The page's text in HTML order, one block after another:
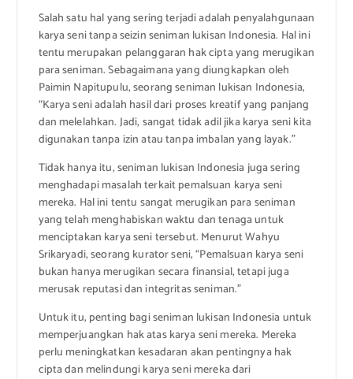
Salah satu hal yang sering terjadi adalah penyalahgunaan
karya seni tanpa seizin seniman lukisan Indonesia. Hal ini
tentu merupakan pelanggaran hak cipta yang merugikan
para seniman. Sebagaimana yang diungkapkan oleh
Paimin Napitupulu, seorang seniman lukisan Indonesia,
“Karya seni adalah hasil dari proses kreatif yang panjang
dan melelahkan. Jadi, sangat tidak adil jika karya seni kita
digunakan tanpa izin atau tanpa imbalan yang layak.”
Tidak hanya itu, seniman lukisan Indonesia juga sering
menghadapi masalah terkait pemalsuan karya seni
mereka. Hal ini tentu sangat merugikan para seniman
yang telah menghabiskan waktu dan tenaga untuk
menciptakan karya seni tersebut. Menurut Wahyu
Srikaryadi, seorang kurator seni, “Pemalsuan karya seni
bukan hanya merugikan secara finansial, tetapi juga
merusak reputasi dan integritas seniman.”
Untuk itu, penting bagi seniman lukisan Indonesia untuk
memperjuangkan hak atas karya seni mereka. Mereka
perlu meningkatkan kesadaran akan pentingnya hak
cipta dan melindungi karya seni mereka dari